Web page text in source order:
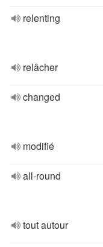
relenting
relâcher
changed
modifié
all-round
tout autour